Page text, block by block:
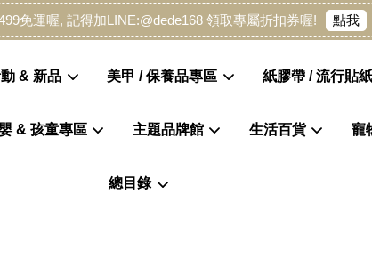
免運喔, 記得加LINE:@dede168 領取專屬折扣券喔! 點我
& 新品 美甲 / 保養品專區 紙膠帶 / 流行貼
& 孩童專區 主題品牌館 生活百貨 寵
總目錄